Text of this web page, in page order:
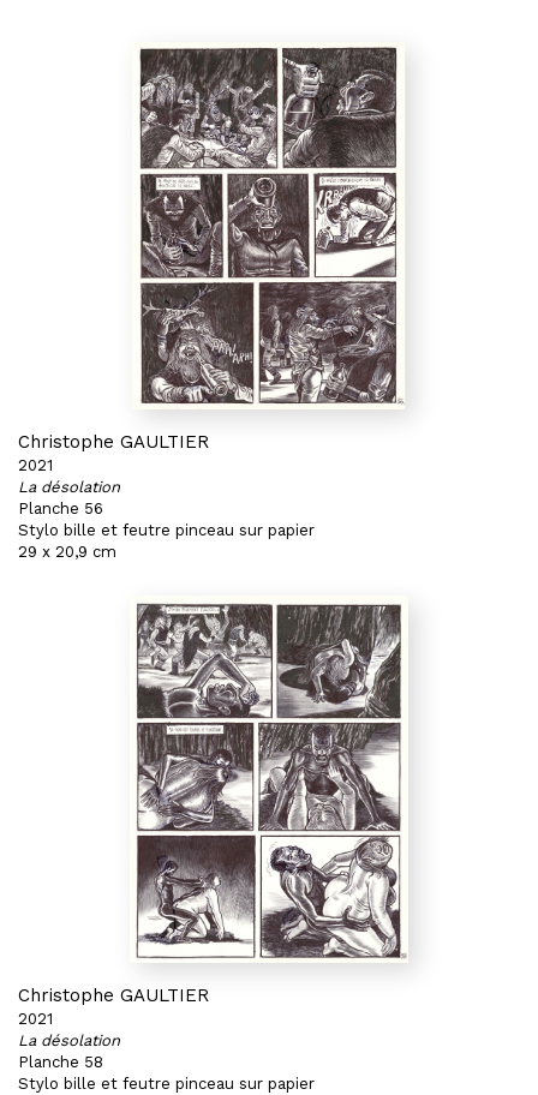
Christophe GAULTIER
2021
La désolation
Planche 56
Stylo bille et feutre pinceau sur papier
29 x 20,9 cm
Christophe GAULTIER
2021
La désolation
Planche 58
Stylo bille et feutre pinceau sur papier